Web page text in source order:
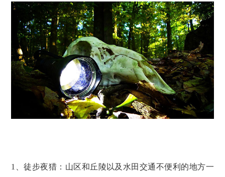
1、徒步夜猎：山区和丘陵以及水田交通不便利的地方一